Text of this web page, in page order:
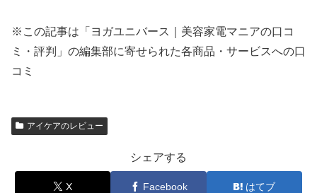
※この記事は「ヨガユニバース｜美容家電マニアの口コ
ミ・評判」の編集部に寄せられた各商品・サービスへの口
コミ
アイケアのレビュー
シェアする
X Facebook はてブ